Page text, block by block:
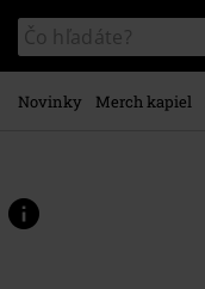
na
hlavný
obsah
Katalóg
vyhľadávania
Novinky Merch kapiel